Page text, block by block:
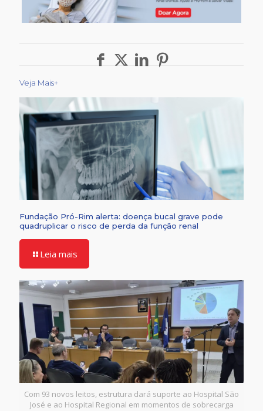
Veja Mais+
Fundação Pró-Rim alerta: doença bucal grave pode
quadruplicar o risco de perda da função renal
Leia mais
Com 93 novos leitos, estrutura dará suporte ao Hospital São
José e ao Hospital Regional em momentos de sobrecarga